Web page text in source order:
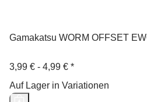
Gamakatsu WORM OFFSET
3,99 € - 4,99 € *
Auf Lager in Variationen
Neu